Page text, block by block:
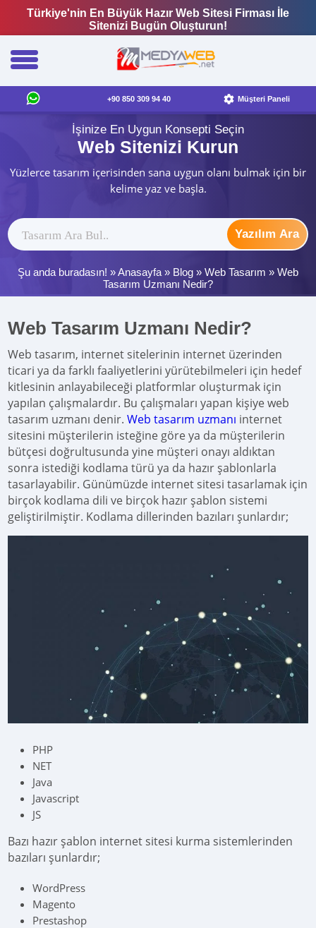
Türkiye'nin En Büyük Hazır Web Sitesi Firması İle
Sitenizi Bugün Oluşturun!
+90 850 309 94 40 Müşteri Paneli
İşinize En Uygun Konsepti Seçin
Web Sitenizi Kurun
Yüzlerce tasarım içerisinden sana uygun olanı bulmak için bir
kelime yaz ve başla.
Yazılım Ara
Şu anda buradasın! »Anasayfa » Blog » Web Tasarım » Web
Tasarım Uzmanı Nedir?
Web Tasarım Uzmanı Nedir?
Web tasarım, internet sitelerinin internet üzerinden
ticari ya da farklı faaliyetlerini yürütebilmeleri için hedef
kitlesinin anlayabileceği platformlar oluşturmak için
yapılan çalışmalardır. Bu çalışmaları yapan kişiye web
tasarım uzmanı denir.Web tasarım uzmanı internet
sitesini müşterilerin isteğine göre ya da müşterilerin
bütçesi doğrultusunda yine müşteri onayı aldıktan
sonra istediği kodlama türü ya da hazır şablonlarla
tasarlayabilir. Günümüzde internet sitesi tasarlamak için
birçok kodlama dili ve birçok hazır şablon sistemi
geliştirilmiştir. Kodlama dillerinden bazıları şunlardır;
PHP
NET
Java
Javascript
JS
Bazı hazır şablon internet sitesi kurma sistemlerinden
bazıları şunlardır;
WordPress
Magento
Prestashop